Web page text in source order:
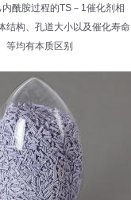
酰胺过程的TS－1催化剂相
结构、孔道大小以及催化寿命
等均有本质区别